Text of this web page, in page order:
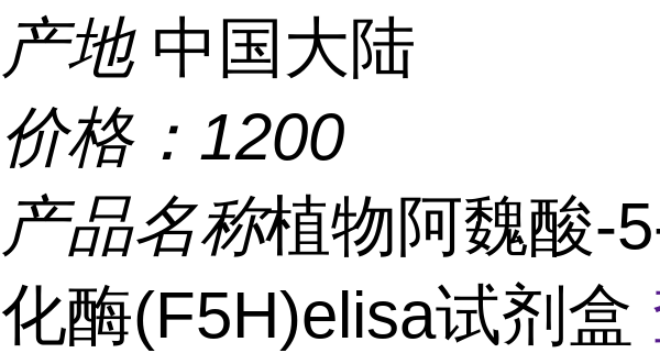
产地 中国大陆
价格： 1200
产品名称植物阿魏酸-
化酶(F5H)elisa试剂盒